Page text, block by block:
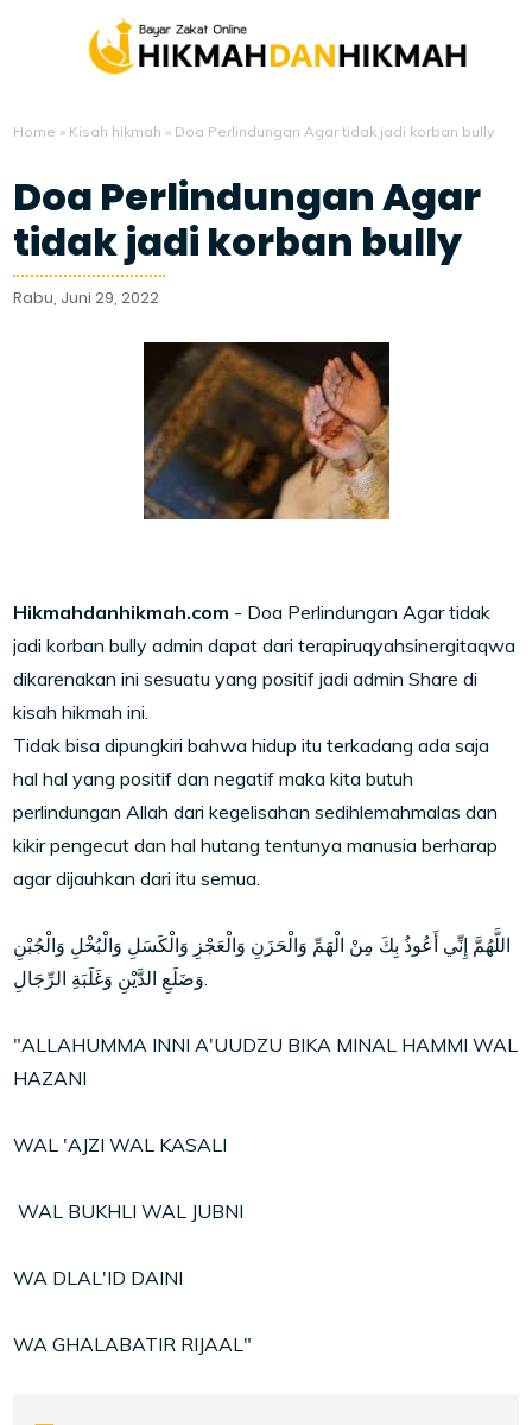
Home » Kisah hikmah » Doa Perlindungan Agar tidak jadi korban bully
Doa Perlindungan Agar
tidak jadi korban bully
Rabu, Juni 29, 2022
Hikmahdanhikmah.com - Doa Perlindungan Agar tidak
jadi korban bully admin dapat dari terapiruqyahsinergitaqwa
dikarenakan ini sesuatu yang positif jadi admin Share di
kisah hikmah ini.
Tidak bisa dipungkiri bahwa hidup itu terkadang ada saja
hal hal yang positif dan negatif maka kita butuh
perlindungan Allah dari kegelisahan sedihlemahmalas dan
kikir pengecut dan hal hutang tentunya manusia berharap
agar dijauhkan dari itu semua.
اللَّهُمَّ إِنِّي أَعُوذُ بِكَ مِنْ الْهَمِّ وَالْحَزَنِ وَالْعَجْزِ وَالْكَسَلِ وَالْبُخْلِ وَالْجُبْنِ
وَضَلَعِ الدَّيْنِ وَغَلَبَةِ الرِّجَالِ.
"ALLAHUMMA INNI A'UUDZU BIKA MINAL HAMMI WAL
HAZANI
WAL 'AJZI WAL KASALI
WAL BUKHLI WAL JUBNI
WA DLAL'ID DAINI
WA GHALABATIR RIJAAL"